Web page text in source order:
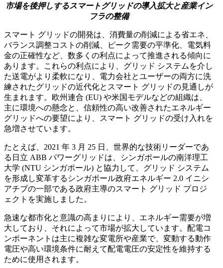
市場を後押しするスマートグリッドの導入拡大と産業イン
フラの整備
スマート グリッドの開発は、消費量の削減による省エネ、
バランス調整コストの削減、ピーク需要の平準化、電気料
金の正確性など、数多くの利点によって推進される傾向に
あります。これらの利点により、グリッド システムを介し
た送電がより柔軟になり、電力会社とユーザーの両方に洗
練されたグリッドの近代化とスマート グリッドの見通しが
生まれます。欧州連合 (EU) や米国モデルなどの組織は、
主に環境への懸念と、信頼性の高い改善されたエネルギー
グリッドへの要望により、スマート グリッドの受け入れを
急増させています。
たとえば、2021 年 3 月 25 日、世界的な技術リーダーであ
る日立 ABB パワーグリッドは、シンガポールの南洋理工
大学 (NTU シンガポール) と協力して、グリッド システム
を形成し変革するシンガポール政府エネルギー 2.0 イニシ
アチブの一部である政府主導のスマート グリッド プロジ
ェクトを実施しました。
急速な都市化と意識の高まりにより、エネルギー需要が増
大しており、それによって市場が拡大しています。配電コ
ンポーネントは主に複雑な変電所や産業で、変動する動作
電圧や高い環境条件に耐えて配電電圧の安定性を維持する
ために使用されます。